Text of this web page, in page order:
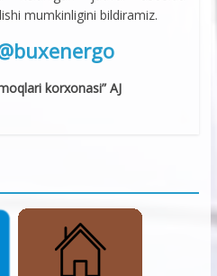
mumkinligini bildiramiz.
korxonasi” AJ